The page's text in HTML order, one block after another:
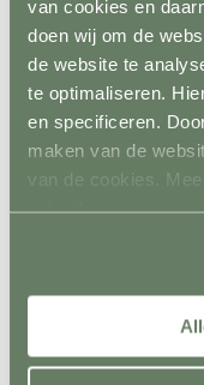
van cookies en
doen wij om de
de website te
te optimaliseren.
en specificeren.
maken van de
van de cookies.
gebruik van
Rijhal /
Ventilatoren
Conditie en
Stapmolens